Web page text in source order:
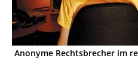
Anonyme Rechtsbrecher im